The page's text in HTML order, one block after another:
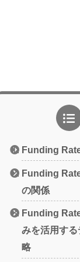
Funding
Funding
の関係
Funding
みを活用す
略